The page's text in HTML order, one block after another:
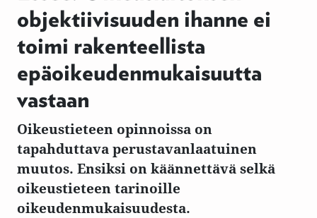
objektiivisuuden ihanne ei
toimi rakenteellista
epäoikeudenmukaisuutta
vastaan
Oikeustieteen opinnoissa on
tapahduttava perustavanlaatuinen
muutos. Ensiksi on käännettävä selkä
oikeustieteen tarinoille
oikeudenmukaisuudesta.